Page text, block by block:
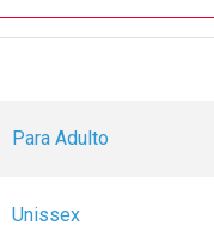
Para Adulto
Unissex